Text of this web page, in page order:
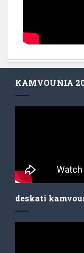
KAMVOUNIA
deskati